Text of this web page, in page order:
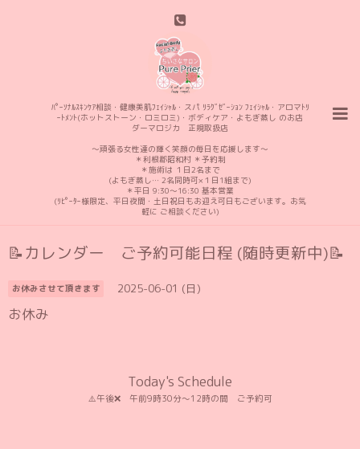
ﾊﾟｰｿﾅﾙｽｷﾝｹｱ相談・健康美肌ﾌｪｲｼｬﾙ・スパ ﾘﾗｸﾞｾﾞｰｼｮﾝ ﾌｪｲｼｬﾙ・アロマﾄﾘ
ｰﾄﾒﾝﾄ(ホットストーン・ロミロミ)・ボディケア・よもぎ蒸し のお店
ダーマロジカ 正規取扱店
〜頑張る女性達の輝く笑顔の毎日を応援します〜
＊利根郡昭和村 ＊予約制
＊施術は １日2名まで
(よもぎ蒸し… 2名同時可×１日1組まで)
＊平日 9:30〜16:30 基本営業
(ﾘﾋﾟｰﾀｰ様限定、平日夜間・土日祝日もお迎え可日もございます。お気
軽に ご相談ください)
📝カレンダー ご予約可能日程 (随時更新中)📝
お休みさせて頂きます 2025-06-01 (日)
お休み
Today's Schedule
⚠️午後❌️ 午前9時30分〜12時の間 ご予約可